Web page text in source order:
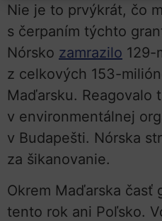
Nie je to prvýkrát, čo
s čerpaním týchto
Nórsko zamrazilo 129-
z celkových 153-
Maďarsku. Reagovalo
v environmentálnej
v Budapešti. Nórska
za šikanovanie.
Okrem Maďarska časť
tento rok ani Poľsko.